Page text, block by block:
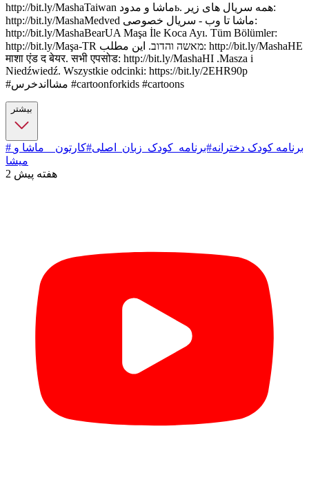
http://bit.ly/MashaTaiwan ماشا و مدودь. همه سریال های زیر:
http://bit.ly/MashaMedved ماشا تا وب - سریال خصوصی:
http://bit.ly/MashaBearUA Maşa İle Koca Ayı. Tüm Bölümler:
http://bit.ly/Maşa-TR מאשה והדוב. این مطلب: http://bit.ly/MashaHE
माशा एंड द बेयर. सभी एपसोड: http://bit.ly/MashaHI .Masza i
Niedźwiedź. Wszystkie odcinki: https://bit.ly/2EHR90p
#مشااندخرس #cartoonforkids #cartoons
بیشتر
# برنامه کودک دخترانه#برنامه_کودک_زبان_اصلی#کارتون _ ماشا و
میشا
2 هفته پیش